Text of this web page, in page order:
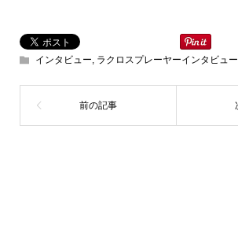
インタビュー, ラクロスプレーヤーインタビュー